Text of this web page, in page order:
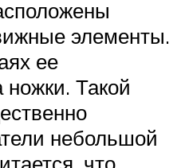
элементы.
ее
ножки. Такой
небольшой